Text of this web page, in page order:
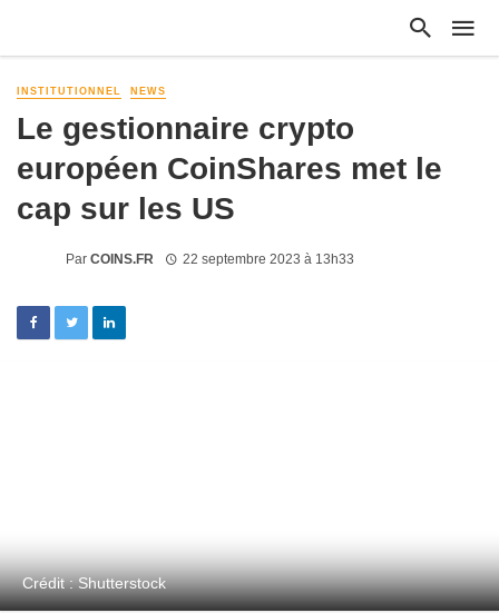
INSTITUTIONNEL NEWS
Le gestionnaire crypto
européen CoinShares met le
cap sur les US
Par COINS.FR 22 septembre 2023 à 13h33
Crédit : Shutterstock